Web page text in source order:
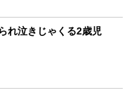
れ泣きじゃくる2歳児